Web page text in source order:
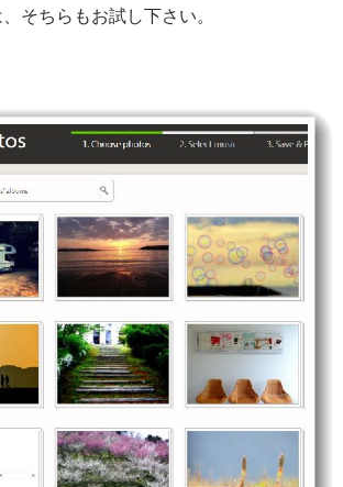
そちらもお試し下さい。